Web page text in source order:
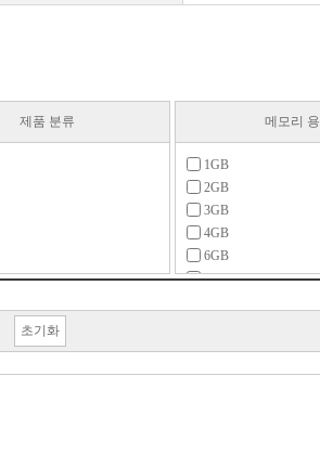
제품 분류 메모리
1GB
2GB
3GB
4GB
6GB
8GB
초기화